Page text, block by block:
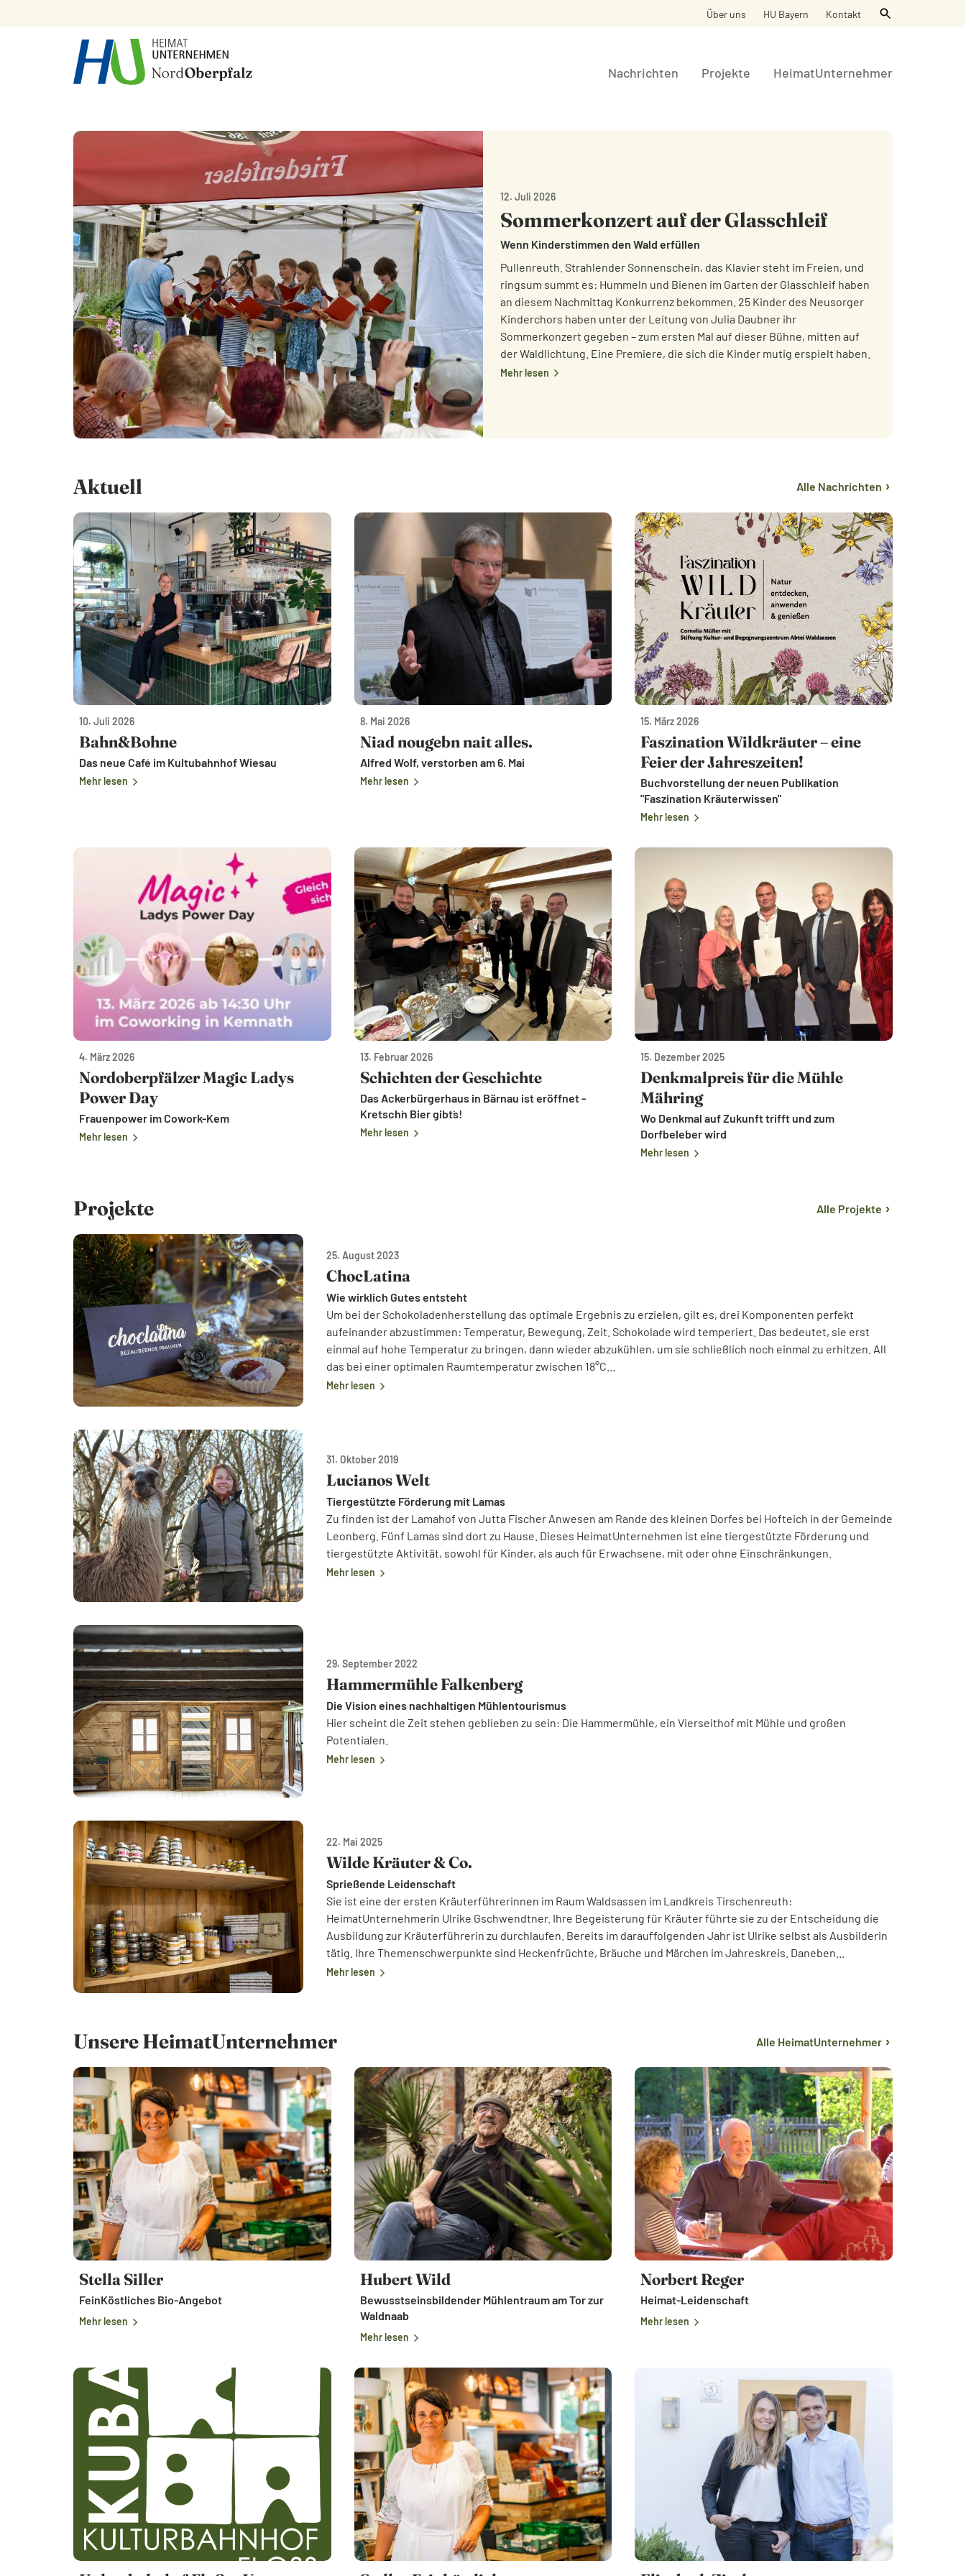
Über uns HU Bayern Kontakt
Nachrichten Projekte HeimatUnternehmer
12. Juli 2026
Sommerkonzert auf der Glasschleif
Wenn Kinderstimmen den Wald erfüllen
Pullenreuth. Strahlender Sonnenschein, das Klavier steht im Freien, und
ringsum summt es: Hummeln und Bienen im Garten der Glasschleif haben
an diesem Nachmittag Konkurrenz bekommen. 25 Kinder des Neusorger
Kinderchors haben unter der Leitung von Julia Daubner ihr
Sommerkonzert gegeben – zum ersten Mal auf dieser Bühne, mitten auf
der Waldlichtung. Eine Premiere, die sich die Kinder mutig erspielt haben.
Mehr lesen
Aktuell Alle Nachrichten ›
10. Juli 2026
Bahn&Bohne
Das neue Café im Kultubahnhof Wiesau
Mehr lesen
8. Mai 2026
Niad nougebn nait alles.
Alfred Wolf, verstorben am 6. Mai
Mehr lesen
15. März 2026
Faszination Wildkräuter – eine
Feier der Jahreszeiten!
Buchvorstellung der neuen Publikation
"Faszination Kräuterwissen"
Mehr lesen
4. März 2026
Nordoberpfälzer Magic Ladys
Power Day
Frauenpower im Cowork-Kem
Mehr lesen
13. Februar 2026
Schichten der Geschichte
Das Ackerbürgerhaus in Bärnau ist eröffnet -
Kretsch`n Bier gibt`s!
Mehr lesen
15. Dezember 2025
Denkmalpreis für die Mühle
Mähring
Wo Denkmal auf Zukunft trifft und zum
Dorfbeleber wird
Mehr lesen
Projekte Alle Projekte ›
25. August 2023
ChocLatina
Wie wirklich Gutes entsteht
Um bei der Schokoladenherstellung das optimale Ergebnis zu erzielen, gilt es, drei Komponenten perfekt
aufeinander abzustimmen: Temperatur, Bewegung, Zeit. Schokolade wird temperiert. Das bedeutet, sie erst
einmal auf hohe Temperatur zu bringen, dann wieder abzukühlen, um sie schließlich noch einmal zu erhitzen. All
das bei einer optimalen Raumtemperatur zwischen 18°C...
Mehr lesen
31. Oktober 2019
Lucianos Welt
Tiergestützte Förderung mit Lamas
Zu finden ist der Lamahof von Jutta Fischer Anwesen am Rande des kleinen Dorfes bei Hofteich in der Gemeinde
Leonberg. Fünf Lamas sind dort zu Hause. Dieses HeimatUnternehmen ist eine tiergestützte Förderung und
tiergestützte Aktivität, sowohl für Kinder, als auch für Erwachsene, mit oder ohne Einschränkungen.
Mehr lesen
29. September 2022
Hammermühle Falkenberg
Die Vision eines nachhaltigen Mühlentourismus
Hier scheint die Zeit stehen geblieben zu sein: Die Hammermühle, ein Vierseithof mit Mühle und großen
Potentialen.
Mehr lesen
22. Mai 2025
Wilde Kräuter & Co.
Sprießende Leidenschaft
Sie ist eine der ersten Kräuterführerinnen im Raum Waldsassen im Landkreis Tirschenreuth:
HeimatUnternehmerin Ulrike Gschwendtner. Ihre Begeisterung für Kräuter führte sie zu der Entscheidung die
Ausbildung zur Kräuterführerin zu durchlaufen. Bereits im darauffolgenden Jahr ist Ulrike selbst als Ausbilderin
tätig. Ihre Themenschwerpunkte sind Heckenfrüchte, Bräuche und Märchen im Jahreskreis. Daneben...
Mehr lesen
Unsere HeimatUnternehmer Alle HeimatUnternehmer ›
Stella Siller
FeinKöstliches Bio-Angebot
Mehr lesen
Hubert Wild
Bewusstseinsbildender Mühlentraum am Tor zur
Waldnaab
Mehr lesen
Norbert Reger
Heimat-Leidenschaft
Mehr lesen